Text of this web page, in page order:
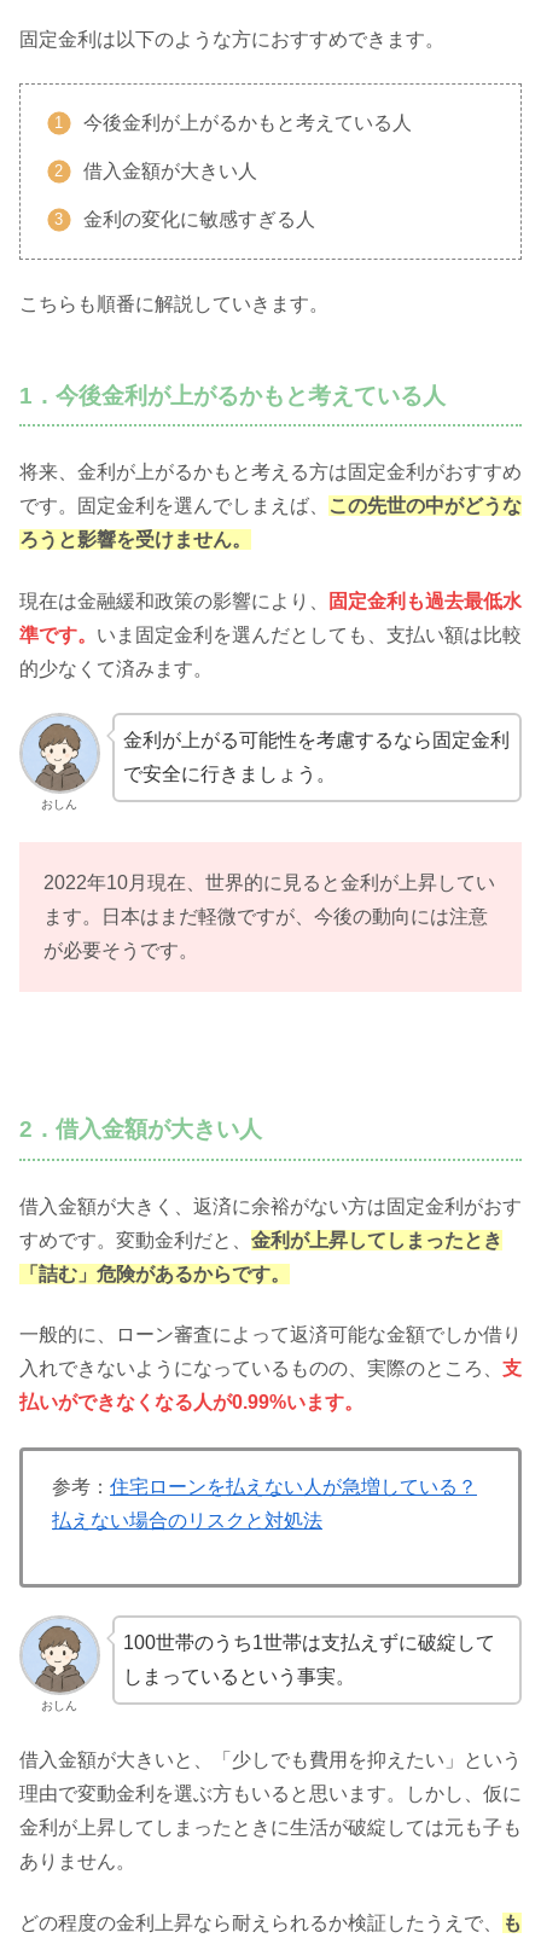
固定金利は以下のような方におすすめできます。
今後金利が上がるかもと考えている人
借入金額が大きい人
金利の変化に敏感すぎる人
こちらも順番に解説していきます。
1．今後金利が上がるかもと考えている人
将来、金利が上がるかもと考える方は固定金利がおすすめ
です。固定金利を選んでしまえば、
この先世の中がどうな
ろうと影響を受けません。
現在は金融緩和政策の影響により、
固定金利も過去最低水
準です。 いま固定金利を選んだとしても、支払い額は比較
的少なくて済みます。
おしん
金利が上がる可能性を考慮するなら固定金利
で安全に行きましょう。
2022年10月現在、世界的に見ると金利が上昇してい
ます。日本はまだ軽微ですが、今後の動向には注意
が必要そうです。
2．借入金額が大きい人
借入金額が大きく、返済に余裕がない方は固定金利がおす
すめです。変動金利だと、 金利が上昇してしまったとき
「詰む」危険があるからです。
一般的に、ローン審査によって返済可能な金額でしか借り
入れできないようになっているものの、実際のところ、 支
払いができなくなる人が0.99%います。
参考： 住宅ローンを払えない人が急増している？
払えない場合のリスクと対処法
おしん
100世帯のうち1世帯は支払えずに破綻して
しまっているという事実。
借入金額が大きいと、「少しでも費用を抑えたい」という
理由で変動金利を選ぶ方もいると思います。しかし、仮に
金利が上昇してしまったときに生活が破綻しては元も子も
ありません。
どの程度の金利上昇なら耐えられるか検証したうえで、
も